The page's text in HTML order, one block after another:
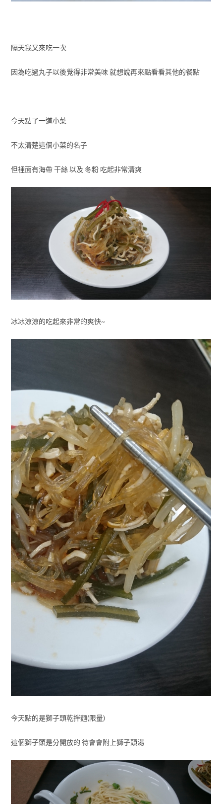
隔天我又來吃一次
因為吃過丸子以後覺得非常美味 就想說再來點看看其他的餐點
今天點了一道小菜
不太清楚這個小菜的名子
但裡面有海帶 干絲 以及 冬粉 吃起非常清爽
冰冰涼涼的吃起來非常的爽快~
今天點的是獅子頭乾拌麵(限量)
這個獅子頭是分開放的 待會會附上獅子頭湯